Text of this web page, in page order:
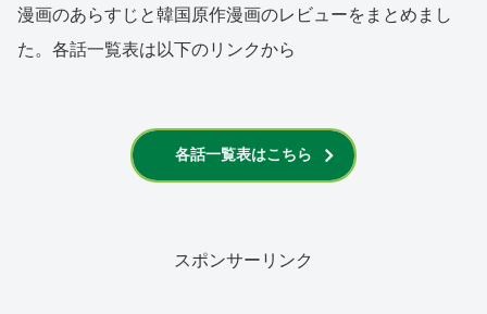
漫画のあらすじと韓国原作漫画のレビューをまとめまし
た。各話一覧表は以下のリンクから
各話一覧表はこちら
スポンサーリンク